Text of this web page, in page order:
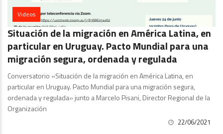
Videos
Situación de la migración en América Latina, en
particular en Uruguay. Pacto Mundial para una
migración segura, ordenada y regulada
Conversatorio «Situación de la migración en América Latina, en
particular en Uruguay. Pacto Mundial para una migración segura,
ordenada y regulada» junto a Marcelo Pisani, Director Regional de la
Organización
22/06/2021